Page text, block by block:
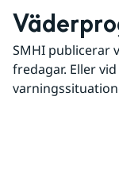
SMHI publicerar
fredagar. Eller